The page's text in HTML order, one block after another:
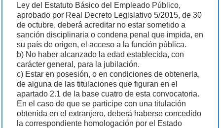
Ley del Estatuto Básico del Empleado Público,
aprobado por Real Decreto Legislativo 5/2015, de 30
de octubre, deberá acreditar no estar sometido a
sanción disciplinaria o condena penal que impida, en
su país de origen, el acceso a la función pública.
b) No haber alcanzado la edad establecida, con
carácter general, para la jubilación.
c) Estar en posesión, o en condiciones de obtenerla,
de alguna de las titulaciones que figuran en el
apartado 2.1 de la base cuatro de esta convocatoria.
En el caso de que se participe con una titulación
obtenida en el extranjero, deberá haberse concedido
la correspondiente homologación por el Estado